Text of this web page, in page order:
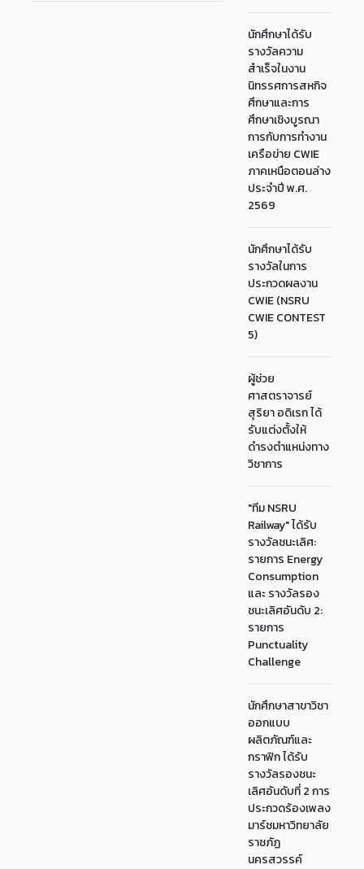
นักศึกษาได้รับ
รางวัลความ
สำเร็จในงาน
นิทรรศการสหกิจ
ศึกษาและการ
ศึกษาเชิงบูรณา
การกับการทำงาน
เครือข่าย CWIE
ภาคเหนือตอนล่าง
ประจำปี พ.ศ.
2569
นักศึกษาได้รับ
รางวัลในการ
ประกวดผลงาน
CWIE (NSRU
CWIE CONTEST
5)
ผู้ช่วย
ศาสตราจารย์
สุริยา อดิเรก ได้
รับแต่งตั้งให้
ดำรงตำแหน่งทาง
วิชาการ
"ทีม NSRU
Railway" ได้รับ
รางวัลชนะเลิศ:
รายการ Energy
Consumption
และ รางวัลรอง
ชนะเลิศอันดับ 2:
รายการ
Punctuality
Challenge
นักศึกษาสาขาวิชา
ออกแบบ
ผลิตภัณฑ์และ
กราฟิก ได้รับ
รางวัลรองชนะ
เลิศอันดับที่ 2 การ
ประกวดร้องเพลง
มาร์ชมหาวิทยาลัย
ราชภัฏ
นครสวรรค์